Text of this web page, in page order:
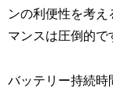
ンの利便性を考
マンスは圧倒的で
バッテリー持続時